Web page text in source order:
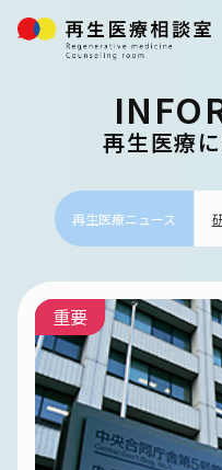
再生医療
再生医療ニュース
重要